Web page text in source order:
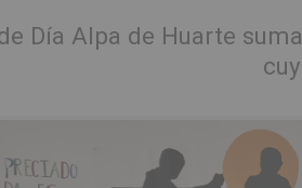
Día Alpa de Huarte